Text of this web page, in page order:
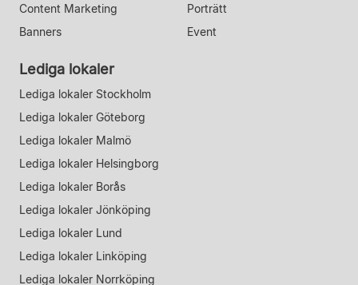
Content Marketing
Banners
Porträtt
Event
Lediga lokaler
Lediga lokaler Stockholm
Lediga lokaler Göteborg
Lediga lokaler Malmö
Lediga lokaler Helsingborg
Lediga lokaler Borås
Lediga lokaler Jönköping
Lediga lokaler Lund
Lediga lokaler Linköping
Lediga lokaler Norrköping